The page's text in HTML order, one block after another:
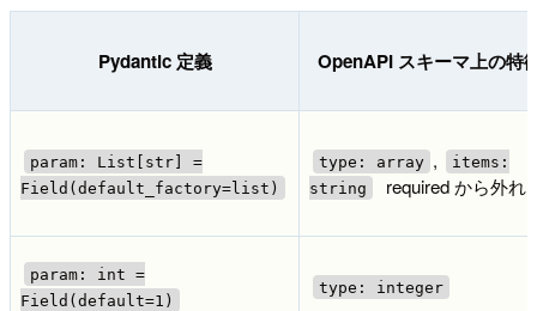
Pydantic 定義 OpenAPI スキーマ上の特
param: List[str] =
Field(default_factory=list)
type: array ,
items:
string
required から外れ
param: int =
Field(default=1)
type: integer